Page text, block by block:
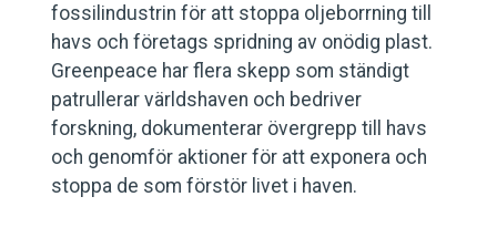
fossilindustrin för att stoppa oljeborrning till
havs och företags spridning av onödig plast.
Greenpeace har flera skepp som ständigt
patrullerar världshaven och bedriver
forskning, dokumenterar övergrepp till havs
och genomför aktioner för att exponera och
stoppa de som förstör livet i haven.